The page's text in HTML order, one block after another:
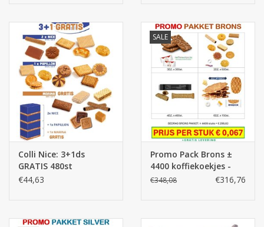
Corona
Sinterklaassnoep
Carnavalssnoep
Paasgeschenken
Merken
Colli Nice: 3+1ds
GRATIS 480st
€44,63
SALE
Promo Pack Brons ±
4400 koffiekoekjes -
MEGA DEAL
€348,08 €316,76